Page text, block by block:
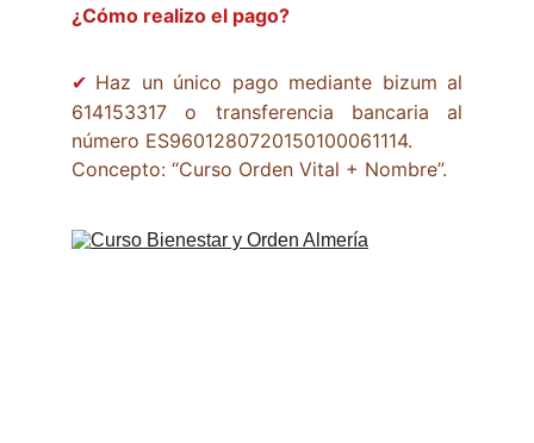
¿Cómo realizo el pago?
✔ Haz un único pago mediante bizum al
614153317 o transferencia bancaria al
número ES9601280720150100061114.
Concepto: “Curso Orden Vital + Nombre”.